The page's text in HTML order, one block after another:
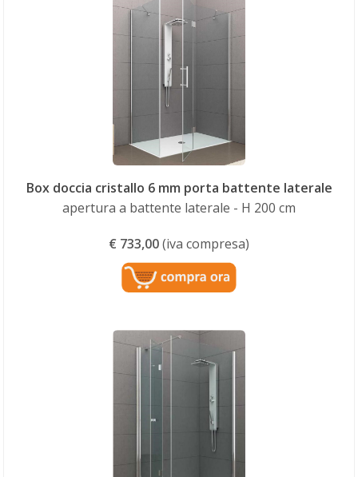
Box doccia cristallo 6 mm porta battente laterale
apertura a battente laterale - H 200 cm
€ 733,00(iva compresa)